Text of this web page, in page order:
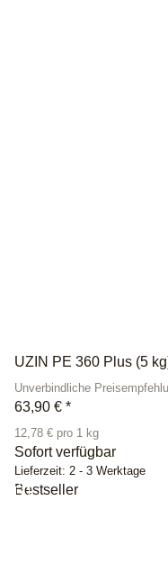
UZIN PE 360 Plus (5
Unverbindliche
63,90 € *
12,78 € pro 1 kg
Sofort verfügbar
Lieferzeit: 2 - 3 Werktage
Bestseller